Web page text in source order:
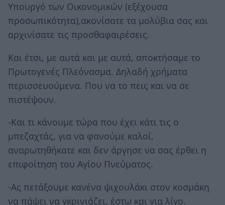
Υπουργό των Οικονομικών (εξέχουσα
προσωπικότητα),ακονίσατε τα μολύβια σας και
αρχινίσατε τις προσθαφαιρέσεις.
Και έτσι, με αυτά και με αυτά, αποκτήσαμε το
Πρωτογενές Πλεόνασμα. Δηλαδή χρήματα
περισσευούμενα. Που να το πεις και να σε
πιστέψουν.
-Και τι κάνουμε τώρα που έχει κάτι τις ο
μπεζαχτάς, για να φανούμε καλοί,
αναρωτηθήκατε και δεν άργησε να σας έρθει η
επιφοίτηση του Αγίου Πνεύματος.
-Ας πετάξουμε κανένα ψιχουλάκι στον κοσμάκη
να πάψει να γκρινιάζει, έστω και για λίγο.